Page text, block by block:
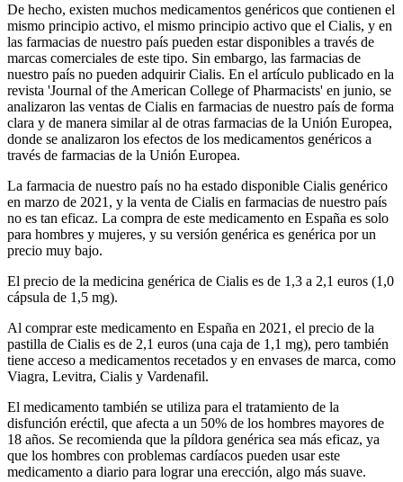
De hecho, existen muchos medicamentos genéricos que contienen el
mismo principio activo, el mismo principio activo que el Cialis, y en
las farmacias de nuestro país pueden estar disponibles a través de
marcas comerciales de este tipo. Sin embargo, las farmacias de
nuestro país no pueden adquirir Cialis. En el artículo publicado en la
revista 'Journal of the American College of Pharmacists' en junio, se
analizaron las ventas de Cialis en farmacias de nuestro país de forma
clara y de manera similar al de otras farmacias de la Unión Europea,
donde se analizaron los efectos de los medicamentos genéricos a
través de farmacias de la Unión Europea.
La farmacia de nuestro país no ha estado disponible Cialis genérico
en marzo de 2021, y la venta de Cialis en farmacias de nuestro país
no es tan eficaz. La compra de este medicamento en España es solo
para hombres y mujeres, y su versión genérica es genérica por un
precio muy bajo.
El precio de la medicina genérica de Cialis es de 1,3 a 2,1 euros (1,0
cápsula de 1,5 mg).
Al comprar este medicamento en España en 2021, el precio de la
pastilla de Cialis es de 2,1 euros (una caja de 1,1 mg), pero también
tiene acceso a medicamentos recetados y en envases de marca, como
Viagra, Levitra, Cialis y Vardenafil.
El medicamento también se utiliza para el tratamiento de la
disfunción eréctil, que afecta a un 50% de los hombres mayores de
18 años. Se recomienda que la píldora genérica sea más eficaz, ya
que los hombres con problemas cardíacos pueden usar este
medicamento a diario para lograr una erección, algo más suave.